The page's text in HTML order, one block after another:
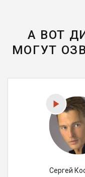
А ВОТ
МОГУТ
Сергей